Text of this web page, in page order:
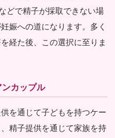
どで精子が採取できない場
娠への道になります。多く
経た後、この選択に至りま
カップル
を通じて子どもを持つケー
精子提供を通じて家族を持